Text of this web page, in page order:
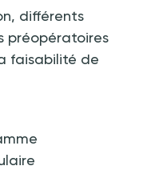
différents
préopératoires
faisabilité de